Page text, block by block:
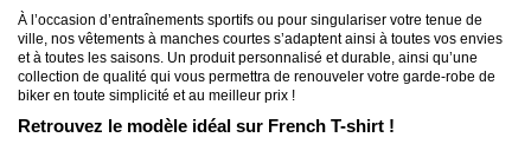
À l’occasion d’entraînements sportifs ou pour singulariser votre tenue de
ville, nos vêtements à manches courtes s’adaptent ainsi à toutes vos envies
et à toutes les saisons. Un produit personnalisé et durable, ainsi qu’une
collection de qualité qui vous permettra de renouveler votre garde-robe de
biker en toute simplicité et au meilleur prix !
Retrouvez le modèle idéal sur French T-shirt !